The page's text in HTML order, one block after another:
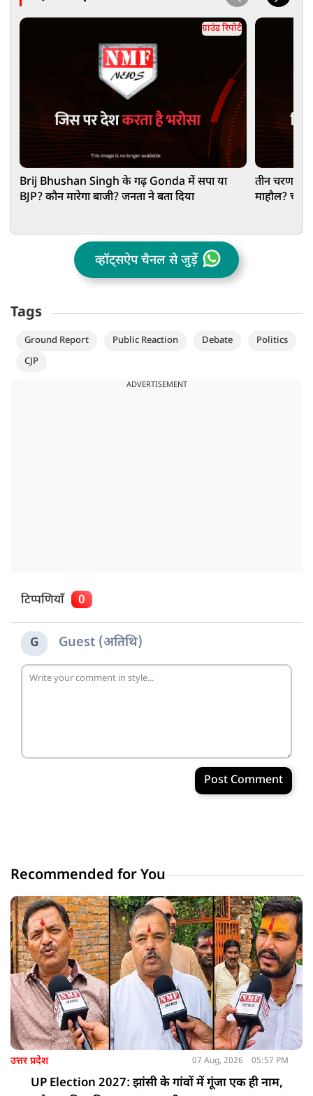
ग्राउंड रिपोर्ट
Brij Bhushan Singh के गढ़ Gonda में सपा या
BJP? कौन मारेगा बाजी? जनता ने बता दिया
तीन चरण के
माहौल? चाय
व्हॉट्सऐप चैनल से जुड़ें
Tags
Ground Report Public Reaction Debate
Politics
CJP
ADVERTISEMENT
टिप्पणियाँ 0
G Guest (अतिथि)
Post Comment
Recommended for You
उत्तर प्रदेश 07 Aug, 2026 05:57 PM
UP Election 2027: झांसी के गांवों में गूंजा एक ही नाम,